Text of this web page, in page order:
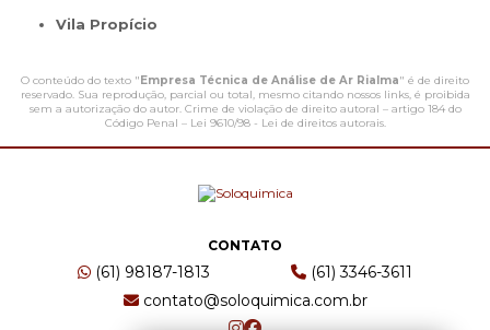
Vila Propício
O conteúdo do texto " Empresa Técnica de Análise de Ar Rialma" é de direito
reservado. Sua reprodução, parcial ou total, mesmo citando nossos links, é proibida
sem a autorização do autor. Crime de violação de direito autoral – artigo 184 do
Código Penal – Lei 9610/98 - Lei de direitos autorais.
CONTATO
(61) 98187-1813
(61) 3346-3611
contato@soloquimica.com.br